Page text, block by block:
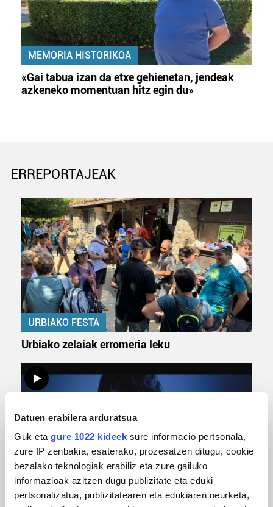
Datuen erabilera arduratsua
Guk eta gure 1022 kideek sure informacio pertsonala,
zure IP zenbakia, esaterako, prozesatzen ditugu, cookie
bezalako teknologiak erabiliz eta zure gailuko
informazioak azitzen dugu publizitate eta eduki
pertsonalizatua, publizitatearen eta edukiaren neurketa,
MEMORIA HISTORIKOA
«Gai tabua izan da etxe gehienetan, jendeak
azkeneko momentuan hitz egin du»
ERREPORTAJEAK
URBIAKO FESTA
Urbiako zelaiak erromeria leku